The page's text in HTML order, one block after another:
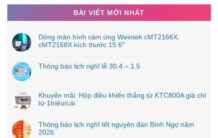
BÀI VIẾT MỚI NHẤT
Dòng màn hình cảm ứng Weintek cMT2166X,
cMT2168X kích thước 15.6″
Thông báo lịch nghĩ lễ 30.4 – 1.5
Khuyến mãi: Hộp điều khiển thắng từ KTC800A giá chỉ
từ 1triệu/cái
Thông báo lịch nghĩ tết nguyên đán Bính Ngọ năm
2026